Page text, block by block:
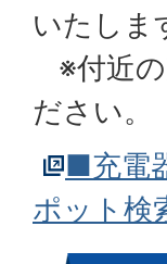
いたしま
※付近の
ださい。
■充電
ポット検